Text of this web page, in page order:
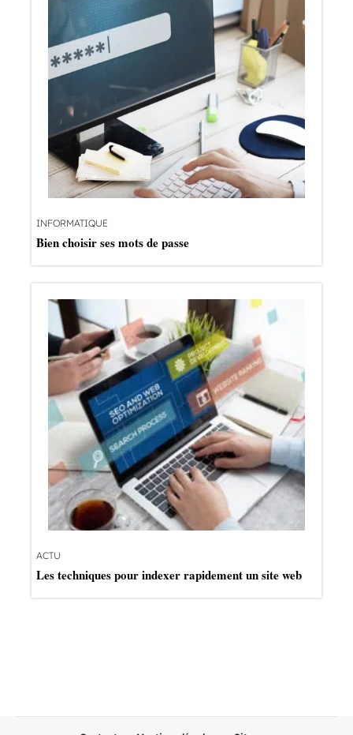
INFORMATIQUE
Bien choisir ses mots de passe
ACTU
Les techniques pour indexer rapidement un site web